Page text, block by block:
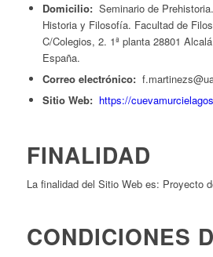
Domicilio:Seminario de
Historia y Filosofía. Facultad de
C/Colegios, 2. 1ª planta 28801
España.
Correo electrónico:
Sitio Web: https://
FINALIDAD
La finalidad del Sitio Web es: Proyecto
CONDICIONES